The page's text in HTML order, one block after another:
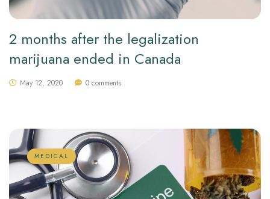
2 months after the legalization
marijuana ended in Canada
May 12, 2020 0 comments
MEDICAL